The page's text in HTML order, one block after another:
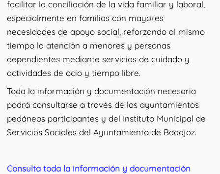
facilitar la conciliación de la vida familiar y laboral,
especialmente en familias con mayores
necesidades de apoyo social, reforzando al mismo
tiempo la atención a menores y personas
dependientes mediante servicios de cuidado y
actividades de ocio y tiempo libre.
Toda la información y documentación necesaria
podrá consultarse a través de los ayuntamientos
pedáneos participantes y del Instituto Municipal de
Servicios Sociales del Ayuntamiento de Badajoz.
Consulta toda la información y documentación